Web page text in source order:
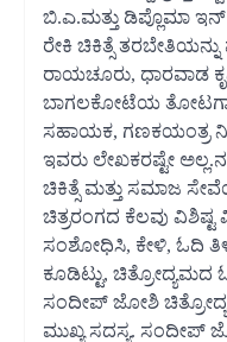
ಬಿ.ಎ.ಮತ್ತು ಡಿಪ್ಲೊಮಾ
ರೇಕಿ ಚಿಕಿತ್ಸೆ
ರಾಯಚೂರು, ಧಾರವಾಡ
ಬಾಗಲಕೋಟೆಯ
ಸಹಾಯಕ, ಗಣಕಯಂತ್ರ
ಇವರು ಲೇಖಕರಷ್ಟೇ
ಚಿಕಿತ್ಸೆ ಮತ್ತು ಸಮಾಜ
ಚಿತ್ರರಂಗದ ಕೆಲವು ವಿಶಿಷ್ಟ
ಸಂಶೋಧಿಸಿ, ಕೇಳಿ, ಓದಿ
ಕೂಡಿಟ್ಟು, ಚಿತ್ರೋದ್ಯಮದ
ಸಂದೀಪ್‌ ಜೋಶಿ
ಮುಖ್ಯ ಸದಸ್ಯ.